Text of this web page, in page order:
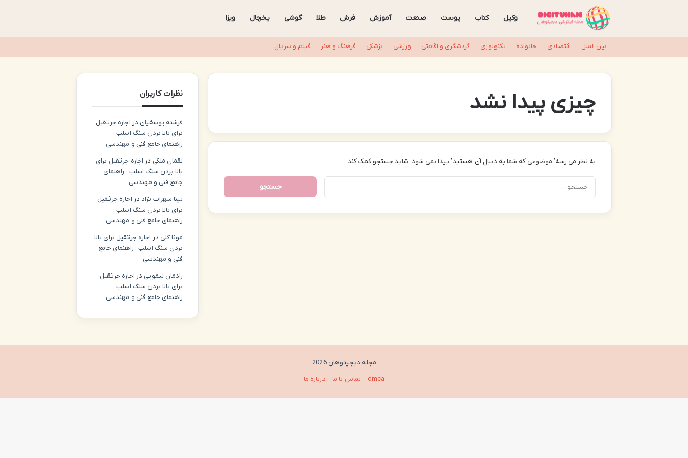
وکیل کتاب پوست صنعت آموزش فرش طلا گوشی یخچال ویزا
بین الملل اقتصادی خانواده تکنولوژی گردشگری و اقامتی ورزشی پزشکی فرهنگ و هنر فیلم و سریال
چیزی پیدا نشد
به نظر می رسه’ موضوعی که شما به دنبال آن هستید’ پیدا نمی شود. شاید جستجو کمک کند.
جستجو
برای:
نظرات کاربران
فرشته یوسفیان در اجاره جرثقیل
برای بالا بردن سنگ اسلپ :
راهنمای جامع فنی و مهندسی
لقمان ملکی در اجاره جرثقیل برای
بالا بردن سنگ اسلپ : راهنمای
جامع فنی و مهندسی
تینا سهراب نژاد در اجاره جرثقیل
برای بالا بردن سنگ اسلپ :
راهنمای جامع فنی و مهندسی
مونا گلی در اجاره جرثقیل برای بالا
بردن سنگ اسلپ : راهنمای جامع
فنی و مهندسی
رادمان لیمویی در اجاره جرثقیل
برای بالا بردن سنگ اسلپ :
راهنمای جامع فنی و مهندسی
مجله دیجیتوهان 2026
dmca
تماس با ما درباره ما